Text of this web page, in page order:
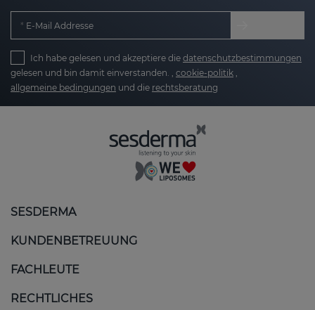
E-Mail Addresse
Ich habe gelesen und akzeptiere die datenschutzbestimmungen
gelesen und bin damit einverstanden. , cookie-politik ,
allgemeine bedingungen und die rechtsberatung
SESDERMA
KUNDENBETREUUNG
FACHLEUTE
RECHTLICHES